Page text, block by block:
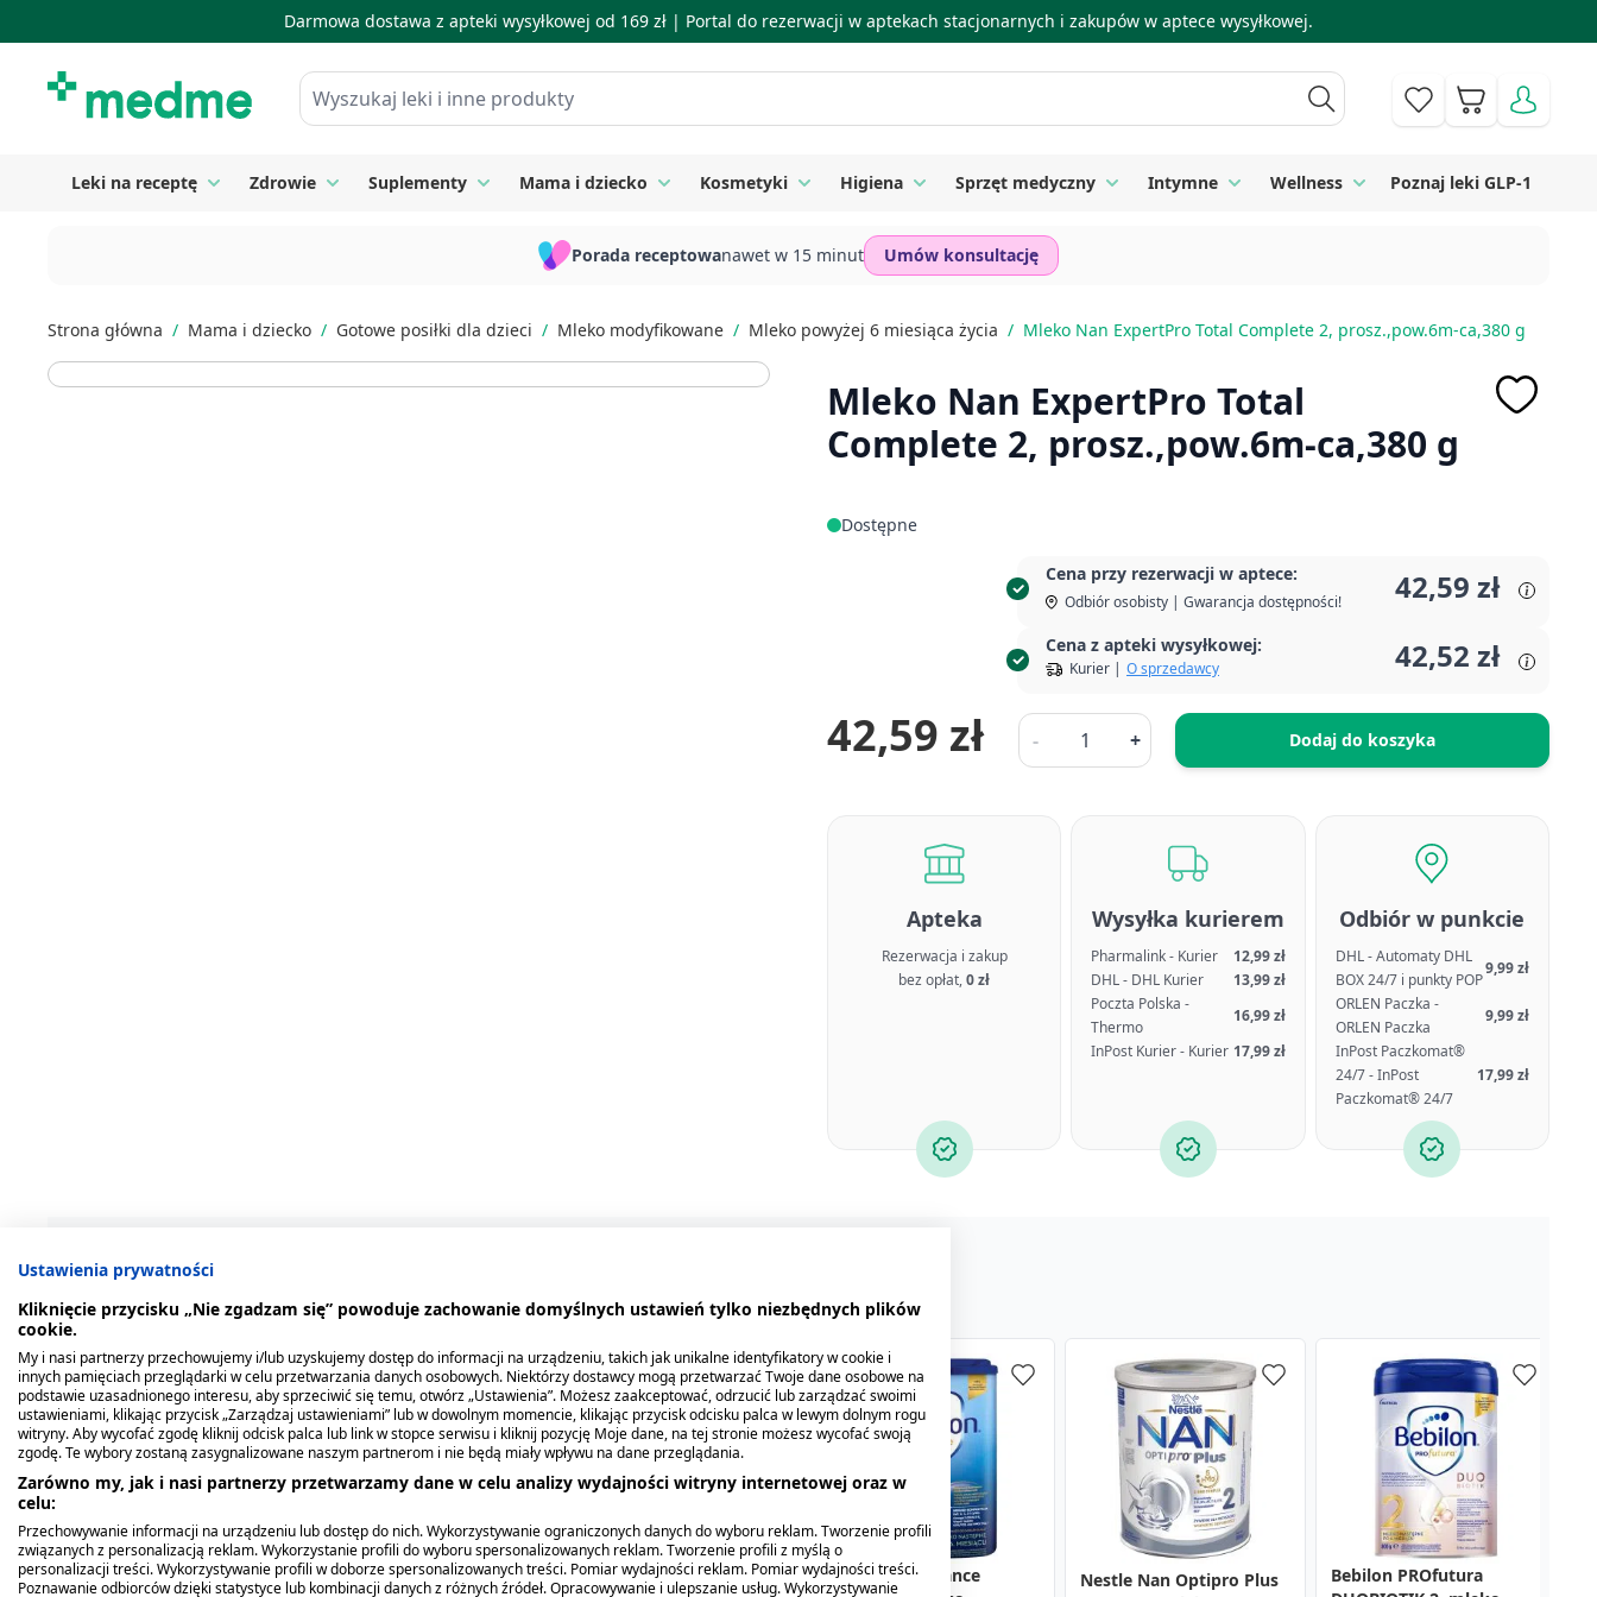
Darmowa dostawa z apteki wysyłkowej od 169 zł | Portal do rezerwacji w aptekach stacjonarnych i zakupów w aptece wysyłkowej.
Wyszukaj leki i inne produkty
Koszyk
Leki na receptę Toggle submenu for Leki na receptę
Zdrowie Toggle submenu for Zdrowie
Suplementy Toggle submenu for Suplementy
Mama i dziecko Toggle submenu for Mama i dziecko
Kosmetyki Toggle submenu for Kosmetyki
Higiena Toggle submenu for Higiena
Sprzęt medyczny Toggle submenu for Sprzęt medyczny
Intymne Toggle submenu for Intymne
Wellness Toggle submenu for Wellness
Poznaj leki GLP-1
Porada receptowanawet w 15 minut Umów konsultację
Strona główna / Mama i dziecko / Gotowe posiłki dla dzieci / Mleko modyfikowane / Mleko powyżej 6 miesiąca życia / Mleko Nan ExpertPro Total Complete 2, prosz.,pow.6m-ca,380 g
Mleko Nan ExpertPro Total
Complete 2, prosz.,pow.6m-ca,380 g
Dostępne
Cena przy rezerwacji w aptece:
Odbiór osobisty | Gwarancja dostępności! 42,59 zł
Cena z apteki wysyłkowej:
Kurier | O sprzedawcy 42,52 zł
42,59 zł -
Ilość
+ Dodaj do koszyka
Apteka
Rezerwacja i zakup
bez opłat,0 zł
Wysyłka kurierem
Pharmalink - Kurier
12,99 zł
DHL - DHL Kurier
13,99 zł
Poczta Polska -
Thermo
16,99 zł
InPost Kurier - Kurier 17,99 zł
Odbiór w punkcie
DHL - Automaty DHL
BOX 24/7 i punkty POP
9,99 zł
ORLEN Paczka -
ORLEN Paczka
9,99 zł
InPost Paczkomat®
24/7 - InPost
Paczkomat® 24/7
17,99 zł
Mleko Nan Supreme 2
Nestle Nan Expertpro HA
Mleko Nan Optipro 2,
Bebilon 2 Advance
Nestle Nan Optipro Plus
Bebilon PROfutura
Bestsellery
Mleko Nan Optipro 2,
Nestle Nan Expertpro HA
Mleko Nan Supreme 2
Mleko Nan SupremePro
NanCare Flora
Bebiko 1 nutriFLOR
Bebilon 2 Advance
Bebilon 1 Advance
Ustawienia prywatności
Kliknięcie przycisku „Nie zgadzam się” powoduje zachowanie domyślnych ustawień tylko niezbędnych plików
cookie.
My i nasi partnerzy przechowujemy i/lub uzyskujemy dostęp do informacji na urządzeniu, takich jak unikalne identyfikatory w cookie i
innych pamięciach przeglądarki w celu przetwarzania danych osobowych. Niektórzy dostawcy mogą przetwarzać Twoje dane osobowe na
podstawie uzasadnionego interesu, aby sprzeciwić się temu, otwórz „Ustawienia”. Możesz zaakceptować, odrzucić lub zarządzać swoimi
ustawieniami, klikając przycisk „Zarządzaj ustawieniami” lub w dowolnym momencie, klikając przycisk odcisku palca w lewym dolnym rogu
witryny. Aby wycofać zgodę kliknij odcisk palca lub link w stopce serwisu i kliknij pozycję Moje dane, na tej stronie możesz wycofać swoją
zgodę. Te wybory zostaną zasygnalizowane naszym partnerom i nie będą miały wpływu na dane przeglądania.
Zarówno my, jak i nasi partnerzy przetwarzamy dane w celu analizy wydajności witryny internetowej oraz w
celu:
Przechowywanie informacji na urządzeniu lub dostęp do nich. Wykorzystywanie ograniczonych danych do wyboru reklam. Tworzenie profili
związanych z personalizacją reklam. Wykorzystanie profili do wyboru spersonalizowanych reklam. Tworzenie profili z myślą o
personalizacji treści. Wykorzystywanie profili w doborze spersonalizowanych treści. Pomiar wydajności reklam. Pomiar wydajności treści.
Poznawanie odbiorców dzięki statystyce lub kombinacji danych z różnych źródeł. Opracowywanie i ulepszanie usług. Wykorzystywanie